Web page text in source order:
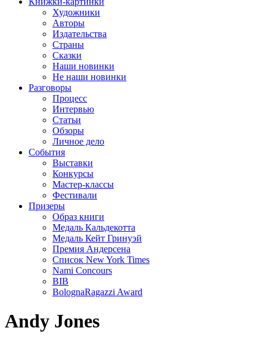
Художники
Авторы
Издательства
Страны
Сказки
Наши новинки
Не наши новинки
Разговоры
Процесс
Интервью
Статьи
Обзоры
Личное дело
События
Выставки
Конкурсы
Мастер-классы
Фестивали
Призеры
Образ книги
Медаль Кальдекотта
Медаль Кейт Гринуэй
Премия Андерсена
Список New York Times
Nami Concours
BIB
BolognaRagazzi Award
Andy Jones